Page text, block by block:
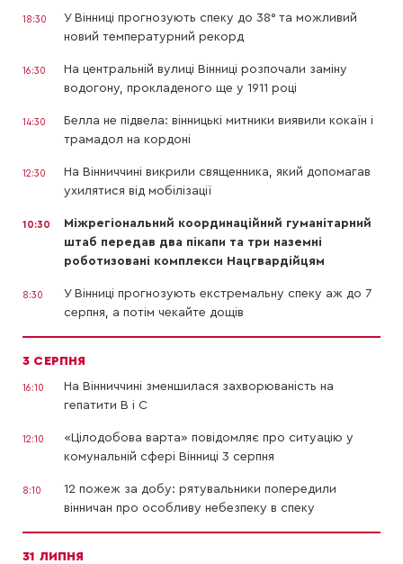
18:30
У Вінниці прогнозують спеку до 38° та можливий
новий температурний рекорд
16:30
На центральній вулиці Вінниці розпочали заміну
водогону, прокладеного ще у 1911 році
14:30
Белла не підвела: вінницькі митники виявили кокаїн і
трамадол на кордоні
12:30
На Вінниччині викрили священника, який допомагав
ухилятися від мобілізації
10:30
Міжрегіональний координаційний гуманітарний
штаб передав два пікапи та три наземні
роботизовані комплекси Нацгвардійцям
8:30
У Вінниці прогнозують екстремальну спеку аж до 7
серпня, а потім чекайте дощів
3 СЕРПНЯ
16:10
На Вінниччині зменшилася захворюваність на
гепатити В і С
12:10
«Цілодобова варта» повідомляє про ситуацію у
комунальній сфері Вінниці 3 серпня
8:10
12 пожеж за добу: рятувальники попередили
вінничан про особливу небезпеку в спеку
31 ЛИПНЯ